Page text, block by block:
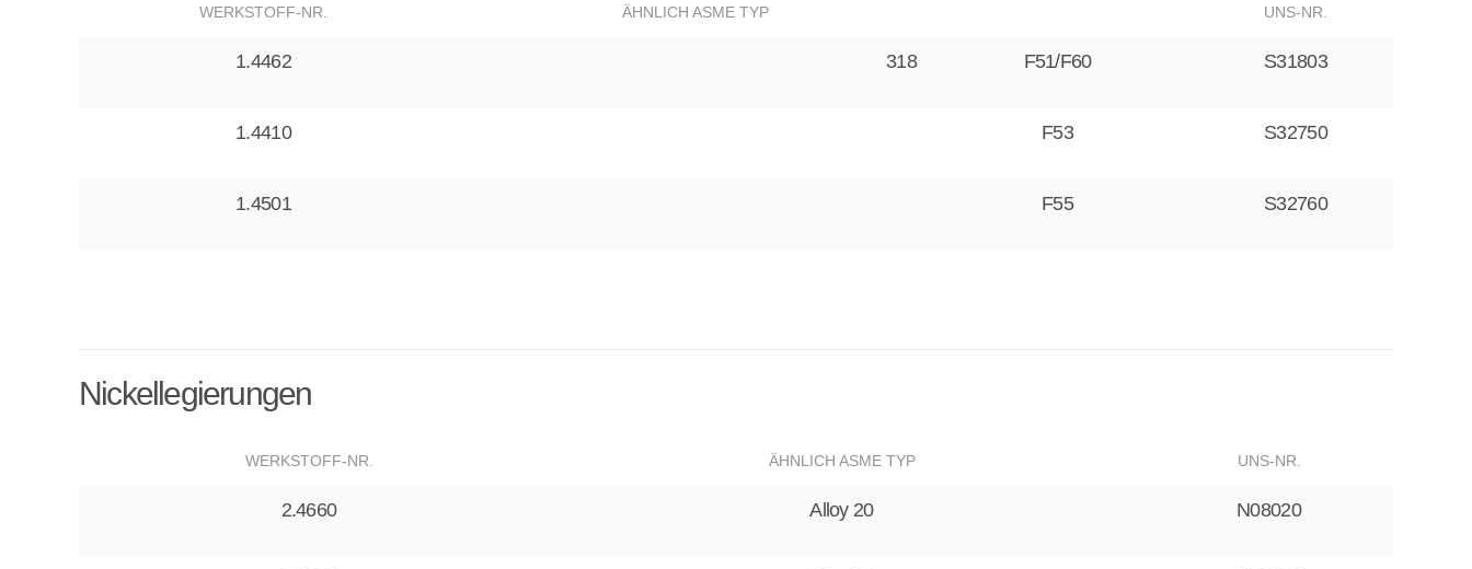
WERKSTOFF-NR. ÄHNLICH ASME TYP UNS-NR.
1.4462 318 F51/F60 S31803
1.4410 F53 S32750
1.4501 F55 S32760
Nickellegierungen
WERKSTOFF-NR. ÄHNLICH ASME TYP UNS-NR.
2.4660 Alloy 20 N08020